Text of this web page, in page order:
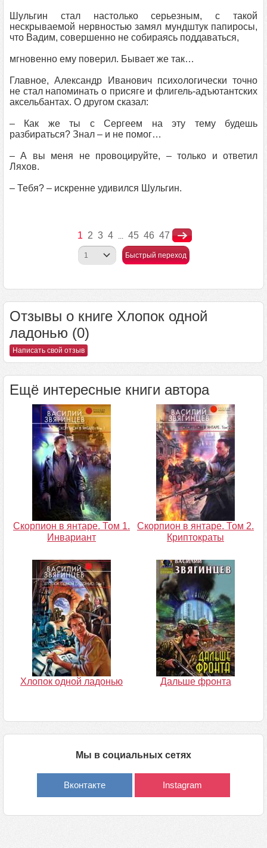
Шульгин стал настолько серьезным, с такой
нескрываемой нервностью замял мундштук папиросы,
что Вадим, совершенно не собираясь поддаваться,
мгновенно ему поверил. Бывает же так…
Главное, Александр Иванович психологически точно
не стал напоминать о присяге и флигель-адъютантских
аксельбантах. О другом сказал:
– Как же ты с Сергеем на эту тему будешь
разбираться? Знал – и не помог…
– А вы меня не провоцируйте, – только и ответил
Ляхов.
– Тебя? – искренне удивился Шульгин.
1 2 3 4 ... 45 46 47
Быстрый переход
Отзывы о книге Хлопок одной
ладонью (0)
Написать свой отзыв
Ещё интересные книги автора
Скорпион в янтаре. Том 1.
Инвариант
Скорпион в янтаре. Том 2.
Криптократы
Хлопок одной ладонью Дальше фронта
Мы в социальных сетях
Вконтакте Instagram